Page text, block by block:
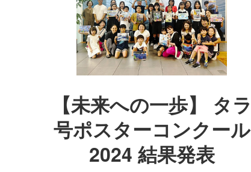
【未来への一歩】 タラ
号ポスターコンクール
2024 結果発表